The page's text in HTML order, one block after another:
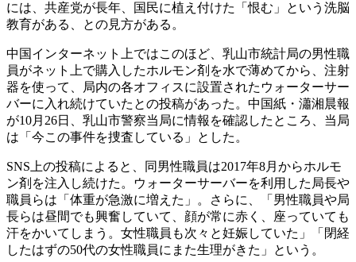
には、共産党が長年、国民に植え付けた「恨む」という洗脳
教育がある、との見方がある。
中国インターネット上ではこのほど、乳山市統計局の男性職
員がネット上で購入したホルモン剤を水で薄めてから、注射
器を使って、局内の各オフィスに設置されたウォーターサー
バーに入れ続けていたとの投稿があった。中国紙・瀟湘晨報
が10月26日、乳山市警察当局に情報を確認したところ、当局
は「今この事件を捜査している」とした。
SNS上の投稿によると、同男性職員は2017年8月からホルモ
ン剤を注入し続けた。ウォーターサーバーを利用した局長や
職員らは「体重が急激に増えた」。さらに、「男性職員や局
長らは昼間でも興奮していて、顔が常に赤く、座っていても
汗をかいてしまう。女性職員も次々と妊娠していた」「閉経
したはずの50代の女性職員にまた生理がきた」という。